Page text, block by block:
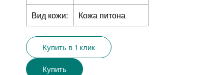
Вид кожи:
Кожа питона
Купить в 1 клик
Купить